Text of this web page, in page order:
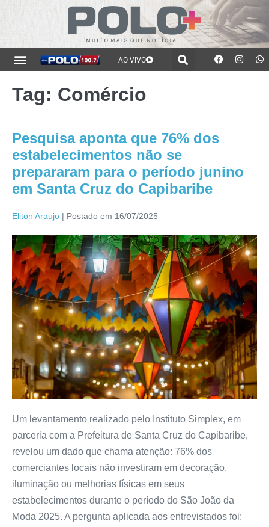
AO VIVO
Tag: Comércio
Pesquisa aponta que 76% dos
estabelecimentos não se
prepararam para o período junino
em Santa Cruz do Capibaribe
Eliton Araujo | Postado em 16/07/2025
Um levantamento realizado pelo Instituto Simplex, em
parceria com a Prefeitura de Santa Cruz do Capibaribe,
revelou um dado que chama atenção: 76% dos
comerciantes locais não investiram em decoração,
iluminação ou melhorias físicas em seus
estabelecimentos durante o período do São João da
Moda 2025. A pergunta aplicada aos entrevistados foi: